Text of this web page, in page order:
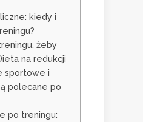
kiedy i
żeby
na redukcji
sportowe i
polecane po
po treningu: